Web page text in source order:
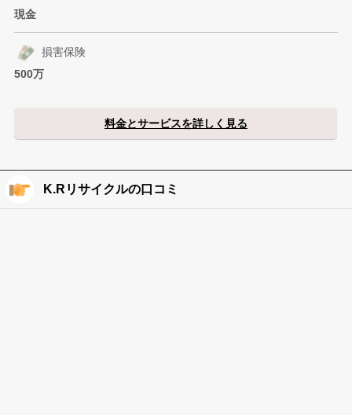
現金
損害保険
500万
料金とサービスを詳しく見る
K.Rリサイクルの口コミ